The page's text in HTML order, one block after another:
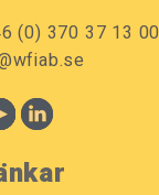
(0) 370 37 13 00